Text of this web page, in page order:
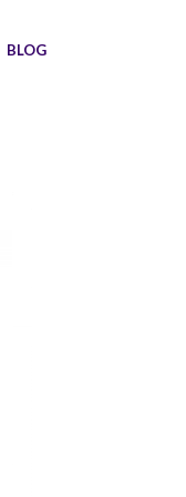
BLOG